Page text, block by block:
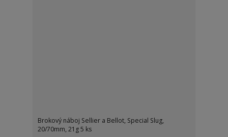
Brokový náboj Sellier a Bellot, Special Slug,
20/70mm, 21g 5 ks